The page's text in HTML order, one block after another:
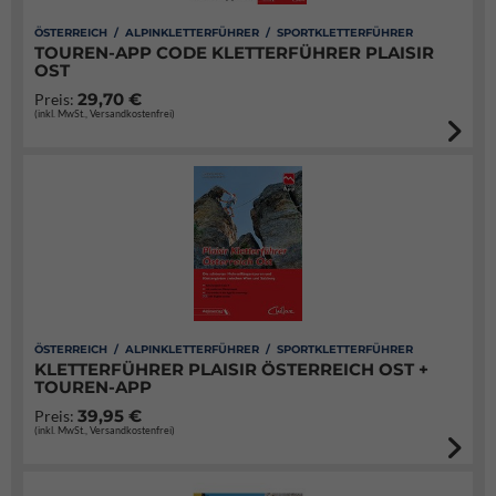
ÖSTERREICH / ALPINKLETTERFÜHRER / SPORTKLETTERFÜHRER
TOUREN-APP CODE KLETTERFÜHRER PLAISIR
OST
Preis: 29,70 €
(inkl. MwSt., Versandkostenfrei)
ÖSTERREICH / ALPINKLETTERFÜHRER / SPORTKLETTERFÜHRER
KLETTERFÜHRER PLAISIR ÖSTERREICH OST +
TOUREN-APP
Preis: 39,95 €
(inkl. MwSt., Versandkostenfrei)